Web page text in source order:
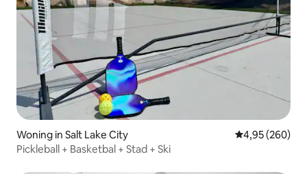
Woning in Salt Lake City Gemiddelde
4,95 (260)
Pickleball + Basketbal + Stad + Ski